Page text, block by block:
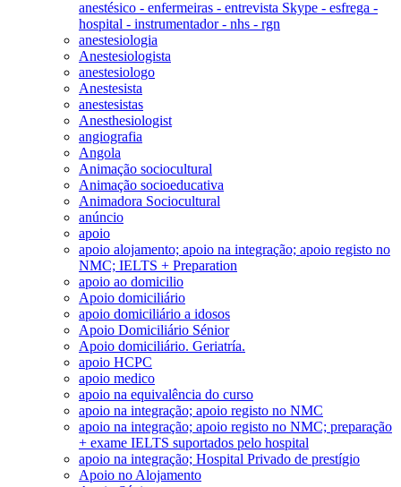
anestésico - enfermeiras - entrevista Skype - esfrega -
hospital - instrumentador - nhs - rgn
anestesiologia
Anestesiologista
anestesiologo
Anestesista
anestesistas
Anesthesiologist
angiografia
Angola
Animação sociocultural
Animação socioeducativa
Animadora Sociocultural
anúncio
apoio
apoio alojamento; apoio na integração; apoio registo no
NMC; IELTS + Preparation
apoio ao domicilio
Apoio domiciliário
apoio domiciliário a idosos
Apoio Domiciliário Sénior
Apoio domiciliário. Geriatría.
apoio HCPC
apoio medico
apoio na equivalência do curso
apoio na integração; apoio registo no NMC
apoio na integração; apoio registo no NMC; preparação
+ exame IELTS suportados pelo hospital
apoio na integração; Hospital Privado de prestígio
Apoio no Alojamento